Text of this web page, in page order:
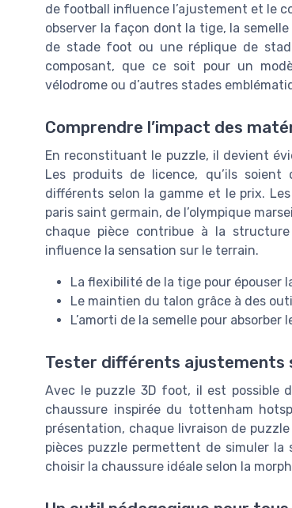
de football influence l’ajustement et le
observer la façon dont la tige, la
de stade foot ou une réplique de
composant, que ce soit pour un
vélodrome ou d’autres stades
Comprendre l’impact des
En reconstituant le puzzle, il devient
Les produits de licence, qu’ils
différents selon la gamme et le prix.
paris saint germain, de l’olympique
chaque pièce contribue à la
influence la sensation sur le terrain.
La flexibilité de la tige pour épouser
Le maintien du talon grâce à des
L’amorti de la semelle pour
Tester différents ajustements
Avec le puzzle 3D foot, il est possible
chaussure inspirée du tottenham
présentation, chaque livraison de
pièces puzzle permettent de simuler
choisir la chaussure idéale selon la